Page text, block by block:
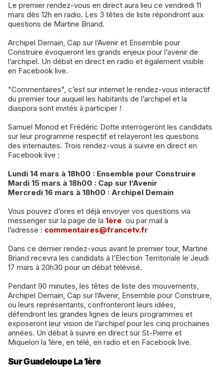
Le premier rendez-vous en direct aura lieu ce vendredi 11
mars dès 12h en radio. Les 3 têtes de liste répondront aux
questions de Martine Briand.
Archipel Demain, Cap sur l’Avenir et Ensemble pour
Construire évoqueront les grands enjeux pour l’avenir de
l’archipel. Un débat en direct en radio et également visible
en Facebook live.
"Commentaires", c’est sur internet le rendez-vous interactif
du premier tour auquel les habitants de l’archipel et la
diaspora sont invités à participer !
Samuel Monod et Frédéric Dotte interrogeront les candidats
sur leur programme respectif et relayeront les questions
des internautes. Trois rendez-vous à suivre en direct en
Facebook live :
Lundi 14 mars à 18h00 : Ensemble pour Construire
Mardi 15 mars à 18h00 : Cap sur l’Avenir
Mercredi 16 mars à 18h00 : Archipel Demain
Vous pouvez d’ores et déjà envoyer vos questions via
messenger sur la page de la 1ère ou par mail à
l’adresse : commentaires@francetv.fr
Dans ce dernier rendez-vous avant le premier tour, Martine
Briand recevra les candidats à l’Election Territoriale le Jeudi
17 mars à 20h30 pour un débat télévisé.
Pendant 90 minutes, les têtes de liste des mouvements,
Archipel Demain, Cap sur l’Avenir, Ensemble pour Construire,
ou leurs représentants, confronteront leurs idées,
défendront les grandes lignes de leurs programmes et
exposeront leur vision de l’archipel pour les cinq prochaines
années. Un débat à suivre en direct sur St-Pierre et
Miquelon la 1ère, en télé, en radio et en Facebook live.
Sur Guadeloupe La 1ère